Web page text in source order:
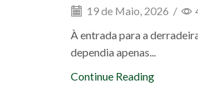
19 de Maio, 2026 /
À entrada para a
dependia apenas...
Continue Reading